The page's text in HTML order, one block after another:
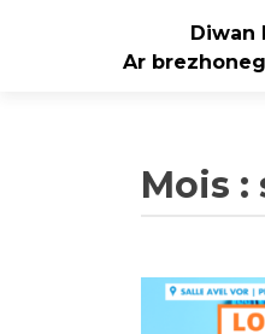
Diwan
Ar
Mois :